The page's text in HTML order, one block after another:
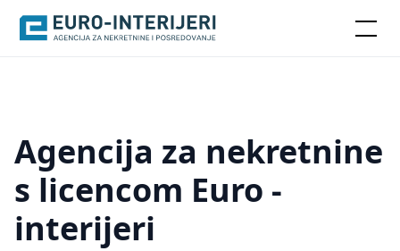
Agencija za nekretnine
s licencom Euro -
interijeri